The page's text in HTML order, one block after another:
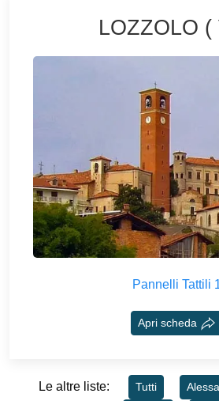
LOZZOLO (
Pannelli Tattili
Apri scheda
Le altre liste: Tutti